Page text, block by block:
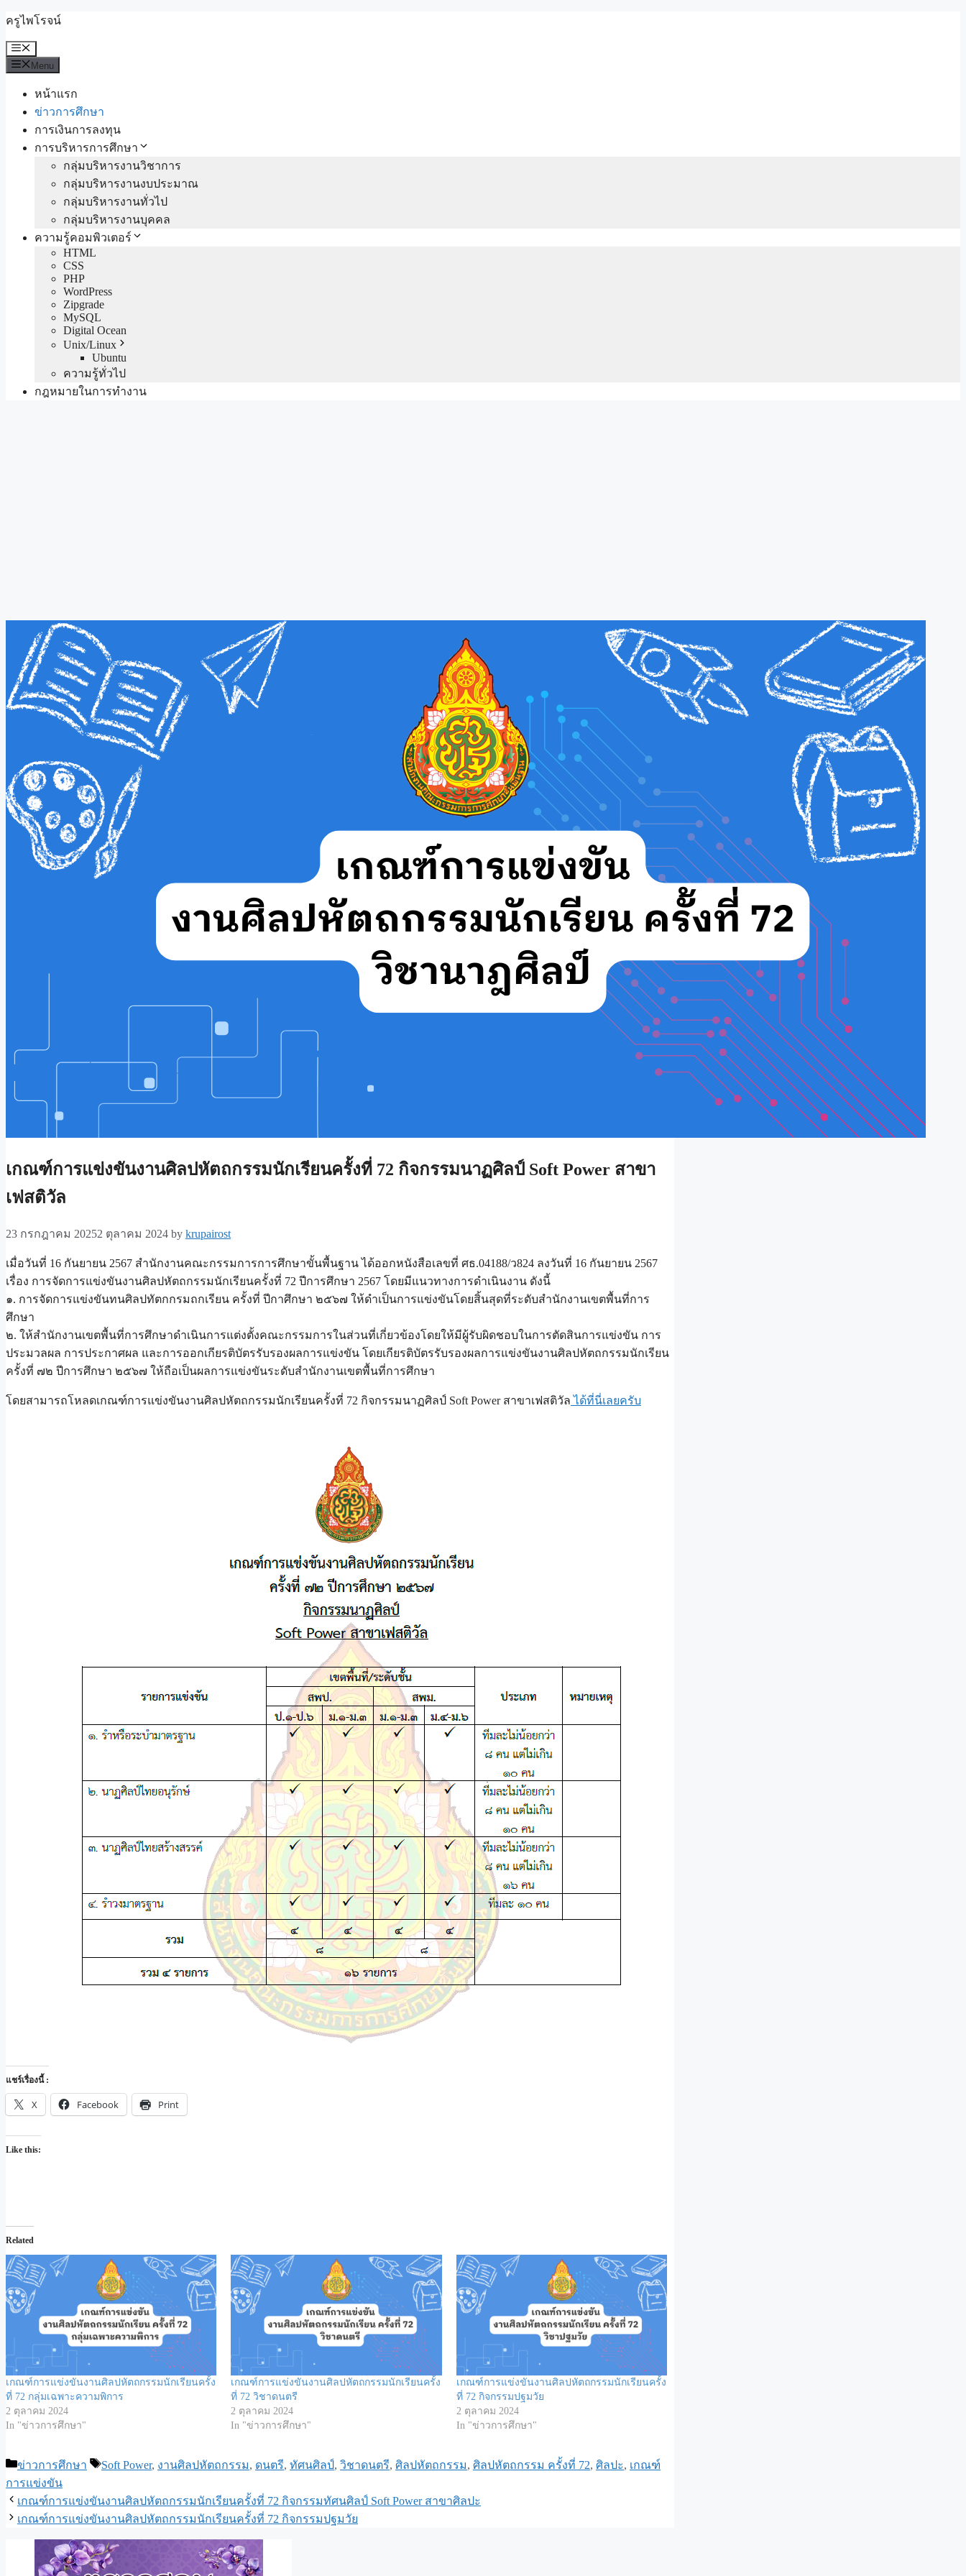
Skip
content
ครูไพโรจน์
Menu
Menu
หน้าแรก
ข่าวการศึกษา
การเงินการลงทุน
การบริหารการศึกษา
กลุ่มบริหารงานวิชาการ
กลุ่มบริหารงานงบประมาณ
กลุ่มบริหารงานทั่วไป
กลุ่มบริหารงานบุคคล
ความรู้คอมพิวเตอร์
HTML
CSS
PHP
WordPress
Zipgrade
MySQL
Digital Ocean
Unix/Linux
Ubuntu
ความรู้ทั่วไป
กฎหมายในการทำงาน
เกณฑ์การแข่งขันงานศิลปหัตถกรรมนักเรียนครั้งที่ 72 กิจกรรมนาฏศิลป์ Soft Power สาขา
เฟสติวัล
23 กรกฎาคม 20252 ตุลาคม 2024 by krupairost
เมื่อวันที่ 16 กันยายน 2567 สำนักงานคณะกรรมการการศึกษาขั้นพื้นฐาน ได้ออกหนังสือเลขที่ ศธ.04188/ว824 ลงวันที่ 16 กันยายน 2567
เรื่อง การจัดการแข่งขันงานศิลปหัตถกรรมนักเรียนครั้งที่ 72 ปีการศึกษา 2567 โดยมีแนวทางการดำเนินงาน ดังนี้
๑. การจัดการแข่งขันทนศิลปทัตกกรมถกเรียน ครั้งที่ ปีกาศึกษา ๒๕๖๗ ให้ดำเป็นการแข่งขันโดยสิ้นสุดที่ระดับสำนักงานเขตพื้นที่การ
ศึกษา
๒. ให้สำนักงานเขตพื้นที่การศึกษาดำเนินการแต่งตั้งคณะกรรมการในส่วนที่เกี่ยวข้องโดยให้มีผู้รับผิดชอบในการตัดสินการแข่งขัน การ
ประมวลผล การประกาศผล และการออกเกียรติบัตรรับรองผลการแข่งขัน โดยเกียรติบัตรรับรองผลการแข่งขันงานศิลปหัตถกรรมนักเรียน
ครั้งที่ ๗๒ ปีการศึกษา ๒๕๖๗ ให้ถือเป็นผลการแข่งขันระดับสำนักงานเขตพื้นที่การศึกษา
โดยสามารถโหลดเกณฑ์การแข่งขันงานศิลปหัตถกรรมนักเรียนครั้งที่ 72 กิจกรรมนาฏศิลป์ Soft Power สาขาเฟสติวัล ได้ที่นี่เลยครับ
แชร์เรื่องนี้ :
X Facebook Print
Like this:
Related
เกณฑ์การแข่งขันงานศิลปหัตถกรรมนักเรียนครั้ง
ที่ 72 กลุ่มเฉพาะความพิการ
2 ตุลาคม 2024
In "ข่าวการศึกษา"
เกณฑ์การแข่งขันงานศิลปหัตถกรรมนักเรียนครั้ง
ที่ 72 วิชาดนตรี
2 ตุลาคม 2024
In "ข่าวการศึกษา"
เกณฑ์การแข่งขันงานศิลปหัตถกรรมนักเรียนครั้ง
ที่ 72 กิจกรรมปฐมวัย
2 ตุลาคม 2024
In "ข่าวการศึกษา"
Categories
ข่าวการศึกษา Tags
Soft Power, งานศิลปหัตถกรรม, ดนตรี, ทัศนศิลป์, วิชาดนตรี, ศิลปหัตถกรรม, ศิลปหัตถกรรม ครั้งที่ 72, ศิลปะ, เกณฑ์
การแข่งขัน
เกณฑ์การแข่งขันงานศิลปหัตถกรรมนักเรียนครั้งที่ 72 กิจกรรมทัศนศิลป์ Soft Power สาขาศิลปะ
เกณฑ์การแข่งขันงานศิลปหัตถกรรมนักเรียนครั้งที่ 72 กิจกรรมปฐมวัย